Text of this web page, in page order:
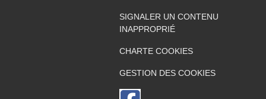
SIGNALER UN CONTENU
INAPPROPRIÉ
CHARTE COOKIES
GESTION DES COOKIES